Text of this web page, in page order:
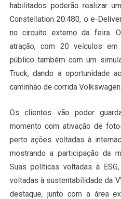
habilitados poderão realizar
Constellation 20.480, o e-
no circuito externo da feira.
atração, com 20 veículos
público também com um
Truck, dando a oportunidade
caminhão de corrida Volkswagen.
Os clientes vão poder
momento com ativação de
perto ações voltadas à
mostrando a participação da
Suas políticas voltadas à
voltadas à sustentabilidade da
destaque, junto com a área